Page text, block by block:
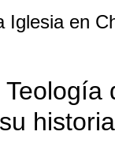
Iglesia en